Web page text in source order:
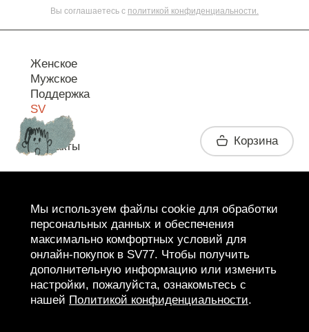
Вы соглашаетесь с политикой конфиденциальности.
Женское
Мужское
Поддержка
SV
Контакты Корзина
Мы используем файлы cookie для обработки
персональных данных и обеспечения
максимально комфортных условий для
онлайн-покупок в SV77. Чтобы получить
дополнительную информацию или изменить
настройки, пожалуйста, ознакомьтесь с
нашей Политикой конфиденциальности.